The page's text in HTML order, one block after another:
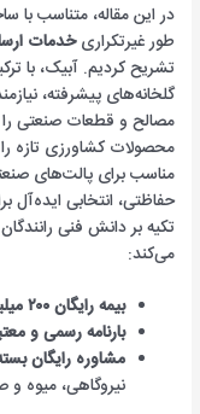
در این مقاله، متناسب با
طور غیرتکراریخدمات
تشریح کردیم. آبیک، با
گلخانه‌های پیشرفته،
مصالح و قطعات صنعتی
محصولات کشاورزی تازه
مناسب برای پالت‌های
حفاظتی، انتخابی ایده‌آل
تکیه بر دانش فنی
می‌کند:
بیمه رایگان ۲۰۰ میلیون تومانی
بارنامه رسمی و
مشاوره رایگان
نیروگاهی، میوه